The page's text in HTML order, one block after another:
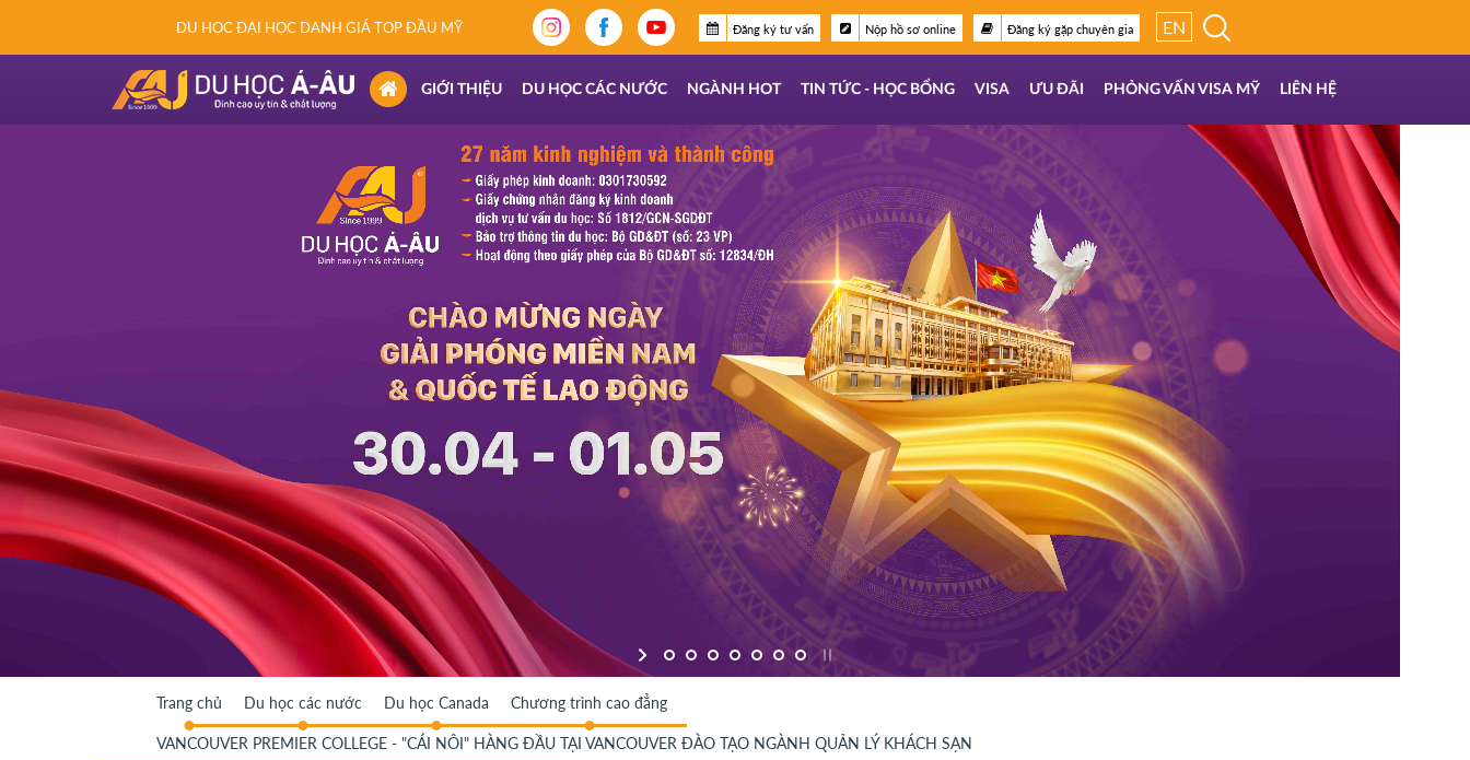
DU HỌC ĐẠI HỌC DANH GIÁ TOP ĐẦU MỸ Đăng ký tư vấn Nộp hồ sơ online Đăng ký gặp chuyên gia EN
(CURRENT)
GIỚI THIỆU DU HỌC CÁC NƯỚC NGÀNH HOT TIN TỨC - HỌC BỔNG VISA ƯU ĐÃI PHỎNG VẤN VISA MỸ LIÊN HỆ
Trang chủ Du học các nước Du học Canada Chương trình cao đẳng
VANCOUVER PREMIER COLLEGE - "CÁI NÔI" HÀNG ĐẦU TẠI VANCOUVER ĐÀO TẠO NGÀNH QUẢN LÝ KHÁCH SẠN